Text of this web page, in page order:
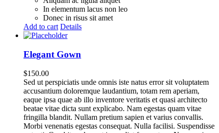
In elementum lacus non leo
Donec in risus sit amet
Add to cart Details
Elegant Gown
$150.00
Sed ut perspiciatis unde omnis iste natus error sit voluptatem
accusantium doloremque laudantium, totam rem aperiam,
eaque ipsa quae ab illo inventore veritatis et quasi architecto
beatae vitae dicta sunt explicabo. Nam egestas quam vitae
fringilla blandit. Nullam pretium sapien et varius convallis.
Morbi venenatis egestas consequat. Nulla facilisi. Suspendisse